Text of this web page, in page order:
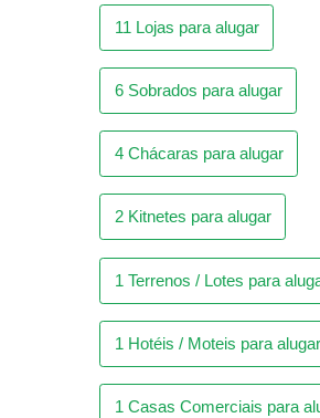
Chácaras para alugar
Kitnetes para alugar
Hotéis / Moteis para alugar
1Casas Comerciais para alugar
1Lofts / Flats para alugar